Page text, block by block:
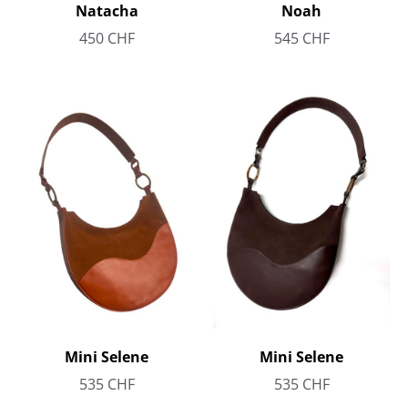
Natacha
450 CHF
Noah
545 CHF
Mini Selene
535 CHF
Mini Selene
535 CHF